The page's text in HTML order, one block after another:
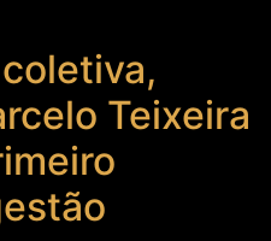
Teixeira